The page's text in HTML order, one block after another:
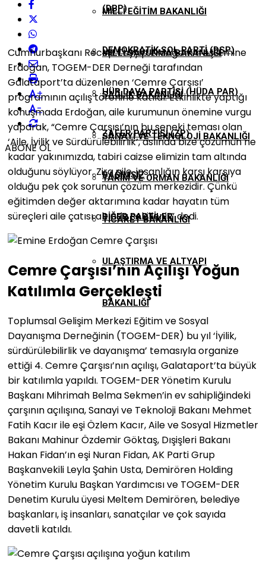
(DBP)
DEMOKRATIK SOL PARTI (DSP)
HÜR DAVA PARTISI (HÜDA PAR)
ZAFER PARTISI (ZP)
BAĞIMSIZ
DIĞER PARTILER
MILLI EĞITIM BAKANLIĞI
MILLI SAVUNMA BAKANLIĞI
SAĞLIK BAKANLIĞI
SANAYI VE TEKNOLOJI BAKANLIĞI
TARIM VE ORMAN BAKANLIĞI
TICARET BAKANLIĞI
ULAŞTIRMA VE ALTYAPI
BAKANLIĞI
+
-
ABONE OL
Cumhurbaşkanı Recep Tayyip Erdoğan’ın eşi Emine
Erdoğan, TOGEM-DER Derneği tarafından
Galataport’ta düzenlenen ‘Cemre Çarşısı’
programının açılış törenine katıldı. Etkinlikte yaptığı
konuşmada Erdoğan, aile kurumunun önemine vurgu
yaparak, “Cemre Çarşısı’nın bu seneki teması olan
‘Aile, İyilik ve Sürdürülebilirlik’, aslında bize çözümün ne
kadar yakınımızda, tabiri caizse elimizin tam altında
olduğunu söylüyor. Zira aile, insanlığın karşı karşıya
olduğu pek çok sorunun çözüm merkezidir. Çünkü
eğitimden değer aktarımına kadar hayatın tüm
süreçleri aile çatısı altında şekillenir” dedi.
Cemre Çarşısı’nın Açılışı Yoğun
Katılımla Gerçekleşti
Toplumsal Gelişim Merkezi Eğitim ve Sosyal
Dayanışma Derneğinin (TOGEM-DER) bu yıl ‘İyilik,
sürdürülebilirlik ve dayanışma’ temasıyla organize
ettiği 4. Cemre Çarşısı’nın açılışı, Galataport’ta büyük
bir katılımla yapıldı. TOGEM-DER Yönetim Kurulu
Başkanı Mihrimah Belma Sekmen’in ev sahipliğindeki
çarşının açılışına, Sanayi ve Teknoloji Bakanı Mehmet
Fatih Kacır ile eşi Özlem Kacır, Aile ve Sosyal Hizmetler
Bakanı Mahinur Özdemir Göktaş, Dışişleri Bakanı
Hakan Fidan’ın eşi Nuran Fidan, AK Parti Grup
Başkanvekili Leyla Şahin Usta, Demirören Holding
Yönetim Kurulu Başkan Yardımcısı ve TOGEM-DER
Denetim Kurulu üyesi Meltem Demirören, belediye
başkanları, iş insanları, sanatçılar ve çok sayıda
davetli katıldı.